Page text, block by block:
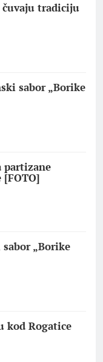
tradiciju
sabor „Borike
partizane
„Borike
kod Rogatice